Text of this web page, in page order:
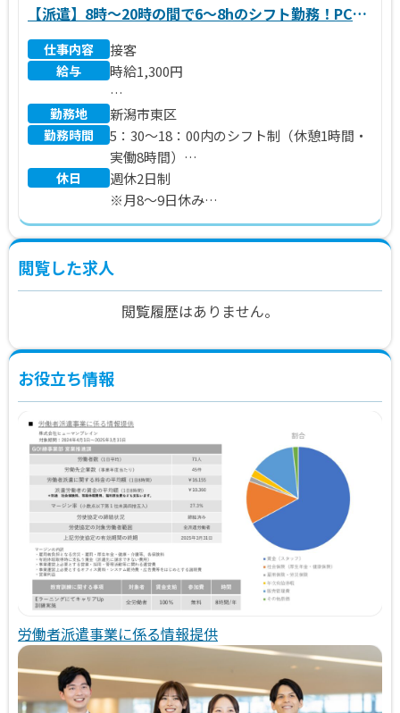
【派遣】8時～20時の間で6～8hのシフト勤務！PCの
入力ができればOK！週4～5日のシフト勤務です
♪OJTあり★
仕事内容 接客
給与 時給1,300円
※別途 交通費、残業代支給
勤務地 新潟市東区
勤務時間
5：30～18：00内のシフト制（休憩1時間・
実働8時間）
※5：30～14：30／9：00～18：00 等
休日
週休2日制
※月8～9日休み
※（金）～（月）の便数が多いため、シフ
トが多くなる傾向があります。
閲覧した求人
閲覧履歴はありません。
お役立ち情報
労働者派遣事業に係る情報提供